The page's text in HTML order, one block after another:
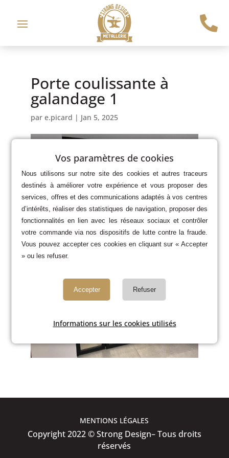

Porte coulissante à
galandage 1
par e.picard | Jan 5, 2025
Copyright 2022 © Strong Design– Tous droits
réservés
MENTIONS LÉGALES
Vos paramètres de cookies
Nous utilisons sur notre site des cookies et autres traceurs
destinés à améliorer votre expérience et vous proposer des
services, offres et des communications adaptés à vos centres
d’intérêts, réaliser des statistiques de navigation, proposer des
fonctionnalités en lien avec les réseaux sociaux et contrôler
votre commande via nos dispositifs de lutte contre la fraude.
Vous pouvez accepter ces cookies en cliquant sur « Accepter
» ou les refuser.
Accepter Refuser
Informations sur les cookies utilisés